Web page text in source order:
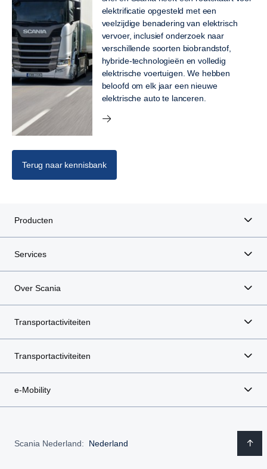
elektrificatie opgesteld met een
veelzijdige benadering van elektrisch
vervoer, inclusief onderzoek naar
verschillende soorten biobrandstof,
hybride-technologieën en volledig
elektrische voertuigen. We hebben
beloofd om elk jaar een nieuwe
elektrische auto te lanceren.
Terug naar kennisbank
Producten
Services
Over Scania
Transportactiviteiten
Transportactiviteiten
e-Mobility
Scania Nederland: Nederland